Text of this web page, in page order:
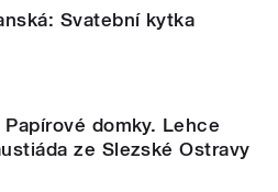
Svatební kytka
domky. Lehce
ze Slezské Ostravy